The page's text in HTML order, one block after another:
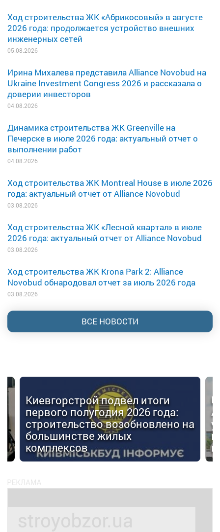
Ход строительства ЖК «Абрикосовый» в августе
2026 года: продолжается устройство внешних
инженерных сетей
05.08.2026
Ирина Михалева представила Alliance Novobud на
Ukraine Investment Congress 2026 и рассказала о
доверии инвесторов
04.08.2026
Динамика строительства ЖК Greenville на
Печерске в июле 2026 года: актуальный отчет о
выполнении работ
04.08.2026
Ход строительства ЖК Montreal House в июле 2026
года: актуальный отчет от Alliance Novobud
03.08.2026
Ход строительства ЖК «Лесной квартал» в июле
2026 года: актуальный отчет от Alliance Novobud
03.08.2026
Ход строительства ЖК Krona Park 2: Alliance
Novobud обнародовал отчет за июль 2026 года
03.08.2026
ВСЕ НОВОСТИ
Киевгорстрой подвел итоги
первого полугодия 2026 года:
строительство возобновлено на
большинстве жилых
комплексов